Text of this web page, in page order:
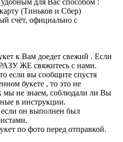
(Тиньков и Сбер)
счёт, официально с
к Вам доедет свежий . Если
ЖЕ свяжитесь с нами.
если вы сообщите спустя
букете , то это не
мы не знаем, соблюдали ли Вы
в инструкции.
он выполнен был
по фото перед отправкой.